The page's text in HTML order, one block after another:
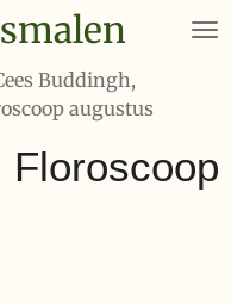
Buddingh,
augustus
Floroscoop